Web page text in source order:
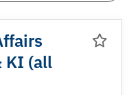
KI (all